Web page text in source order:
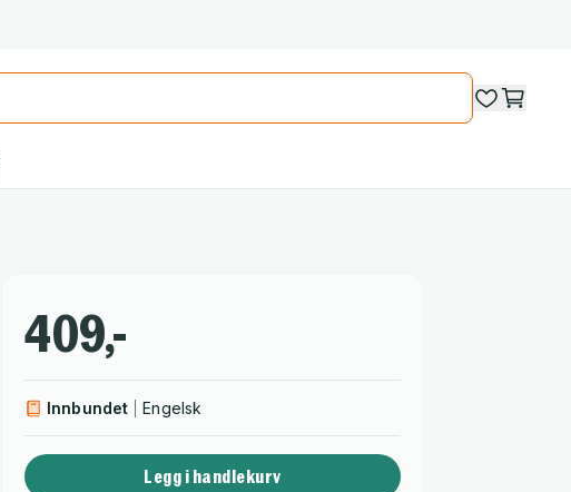
409,-
Innbundet Engelsk
Legg i handlekurv